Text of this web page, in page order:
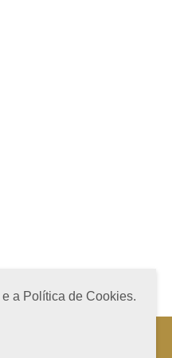
a Política de Cookies.